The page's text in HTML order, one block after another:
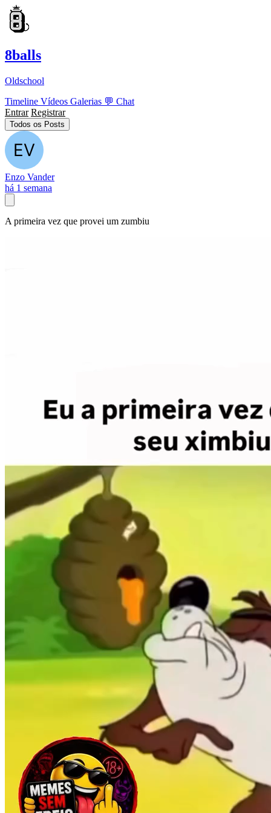
8balls
Oldschool
Timeline Vídeos Galerias 💬 Chat
Entrar Registrar
Todos os Posts
Enzo Vander
há 1 semana
A primeira vez que provei um zumbiu